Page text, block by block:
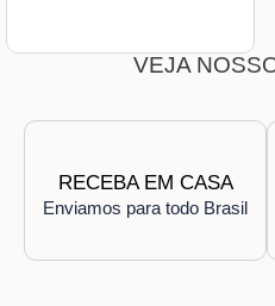
VEJA
RECEBA EM CASA
Enviamos para todo Brasil